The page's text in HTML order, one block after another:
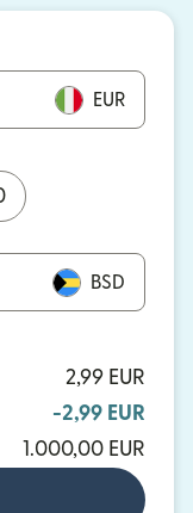
EUR
BSD
2,99 EUR
-2,99 EUR
1.000,00 EUR